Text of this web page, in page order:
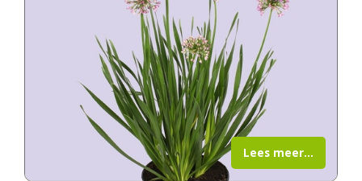
Lees meer...